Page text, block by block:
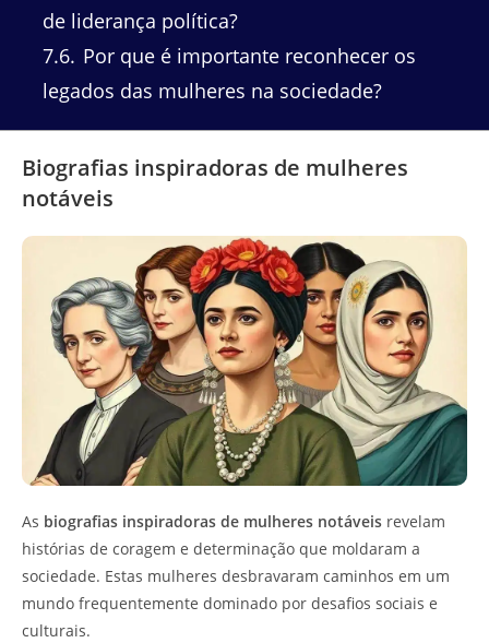
de liderança política?
7.6 Por que é importante reconhecer os
legados das mulheres na sociedade?
Biografias inspiradoras de mulheres
notáveis
As biografias inspiradoras de mulheres notáveis revelam
histórias de coragem e determinação que moldaram a
sociedade. Estas mulheres desbravaram caminhos em um
mundo frequentemente dominado por desafios sociais e
culturais.